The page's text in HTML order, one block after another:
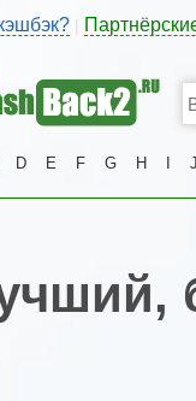
D E F G H